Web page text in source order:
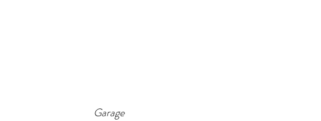
Garage